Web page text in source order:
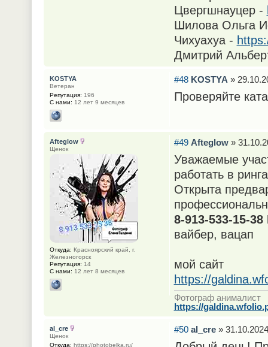
Цвергшнауцер -
Шилова Ольга
Чихуахуа -
Дмитрий
#48 KOSTYA »
Проверяйте
KOSTYA
Ветеран
Репутация: 196
С нами: 12 лет 9 месяцев
#49 Afteglow»
Уважаемые
работать в
Открыта
8-913-533-15-
вайбер, вацап
мой сайт
https://
Фотограф анималист
https://
Afteglow
Щенок
Откуда: Красноярский край, г.
Железногорск
Репутация: 14
С нами: 12 лет 8 месяцев
#50 al_cre»
al_cre
Щенок
Откуда: https://photobelka.ru/